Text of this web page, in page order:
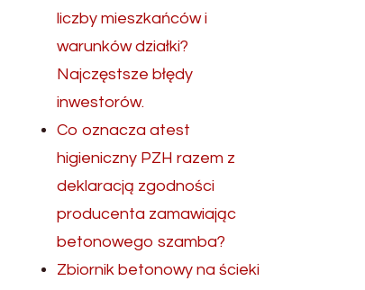
liczby mieszkańców i
warunków działki?
Najczęstsze błędy
inwestorów.
Co oznacza atest
higieniczny PZH razem z
deklaracją zgodności
producenta zamawiając
betonowego szamba?
Zbiornik betonowy na ścieki